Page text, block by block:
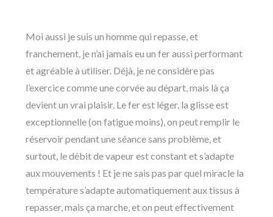
Moi aussi je suis un homme qui repasse, et
franchement, je n’ai jamais eu un fer aussi performant
et agréable à utiliser. Déjà, je ne considère pas
l’exercice comme une corvée au départ, mais là ça
devient un vrai plaisir. Le fer est léger, la glisse est
exceptionnelle (on fatigue moins), on peut remplir le
réservoir pendant une séance sans problème, et
surtout, le débit de vapeur est constant et s’adapte
aux mouvements ! Et je ne sais pas par quel miracle la
température s’adapte automatiquement aux tissus à
repasser, mais ça marche, et on peut effectivement